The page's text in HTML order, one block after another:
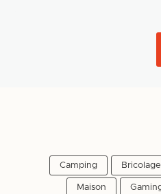
Bricolage
Camping
Maison